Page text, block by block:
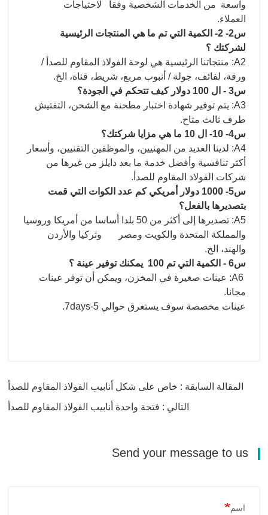
واسعة من الخدمات الشخصية وفقا لاحتياجات
العملاء.
س2- 2- الكمية التي تم ما هي المنتجات الرئيسية
لشركتك ؟
A2: منتجاتنا الرئيسية هي لوحة الفولاذ المقاوم للصدأ /
ورقة، لفائف، جولة / أنبوب مربع، شريط، قناة، الخ.
س3 - ال 100 دولار كيف تتحكم في الجودة؟
A3: يتم توفير شهادة اختبار مطحنة مع الشحن، التفتيش
طرف ثالث متاح.
س4- 10- ال 10 ما هي مزايا شركتك؟
A4: لدينا العديد من المهنيين، والموظفين التقنيين، وأسعار
أكثر تنافسية وأفضل خدمة ما بعد دايلز من غيرها من
شركات الفولاذ المقاوم للصدأ.
س5- 1000 دولار أمريكي كم عدد الكوات التي قمت
بتصديرها بالفعل؟
A5: تصديرها إلى أكثر من 50 بلدا أساسا من أمريكا وروسيا
والمملكة المتحدة والكويت ومصر وتركيا والأردن
والهند، الخ.
س6 - الكمية التي تم 100 يمكنك توفير عينة ؟
A6: عينات صغيرة في المخزن، ويمكن أن توفر عينات
مجانا.
عينات مخصصة سوف يستغرق حوالي 5-7days.
المقالة السابقة : خاص على شكل أنابيب الفولاذ المقاوم للصدأ
التالي : فتحة واحدة أنابيب الفولاذ المقاوم للصدأ
اسم